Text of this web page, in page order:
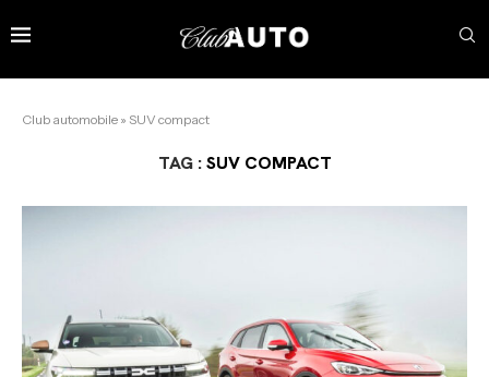
Club automobile » SUV compact
TAG :SUV COMPACT